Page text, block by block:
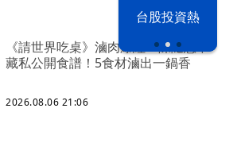
台股投資熱
《請世界吃桌》滷肉爆紅 陳隨意不
藏私公開食譜！5食材滷出一鍋香
2026.08.06 21:06